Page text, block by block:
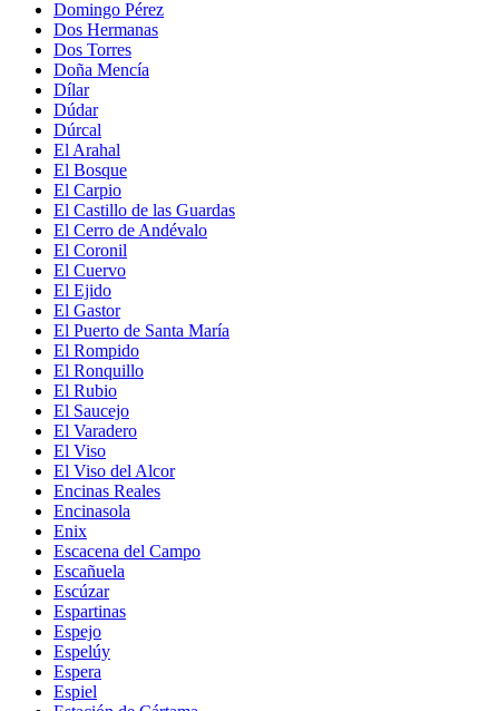
Domingo Pérez
Dos Hermanas
Dos Torres
Doña Mencía
Dílar
Dúdar
Dúrcal
El Arahal
El Bosque
El Carpio
El Castillo de las Guardas
El Cerro de Andévalo
El Coronil
El Cuervo
El Ejido
El Gastor
El Puerto de Santa María
El Rompido
El Ronquillo
El Rubio
El Saucejo
El Varadero
El Viso
El Viso del Alcor
Encinas Reales
Encinasola
Enix
Escacena del Campo
Escañuela
Escúzar
Espartinas
Espejo
Espelúy
Espera
Espiel